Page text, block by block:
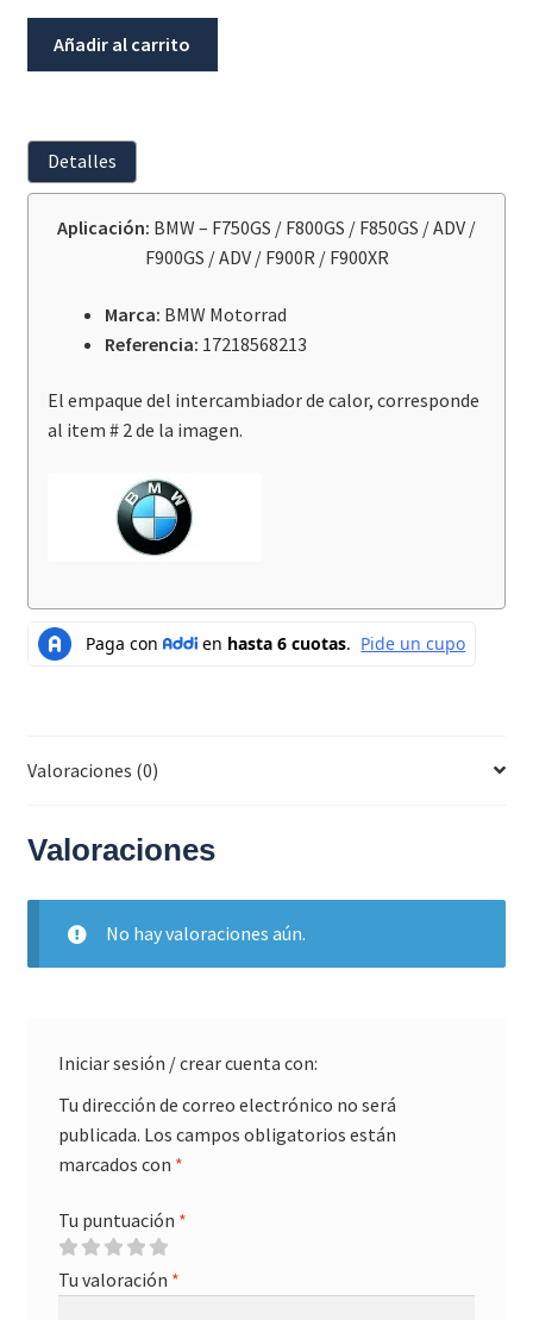
Bmw
F750GS
F800GS
cantidad
Añadir al carrito
Detalles
Aplicación: BMW – F750GS / F800GS / F850GS / ADV /
F900GS / ADV / F900R / F900XR
Marca: BMW Motorrad
Referencia: 17218568213
El empaque del intercambiador de calor, corresponde
al item # 2 de la imagen.
Valoraciones (0)
Valoraciones
No hay valoraciones aún.
Iniciar sesión / crear cuenta con:
Tu dirección de correo electrónico no será
publicada. Los campos obligatorios están
marcados con *
Tu puntuación *
Tu valoración *